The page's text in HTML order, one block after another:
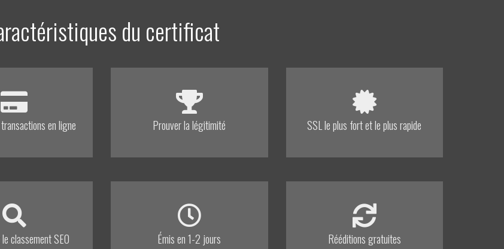
du certificat
en ligne Prouver la légitimité SSL le plus fort et le plus rapide
classement SEO Émis en 1-2 jours Rééditions gratuites